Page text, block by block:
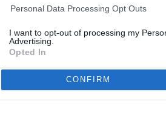
Personal Data Processing Opt Outs
I want to opt-out of processing my
Advertising.
Opted In
CONFIRM